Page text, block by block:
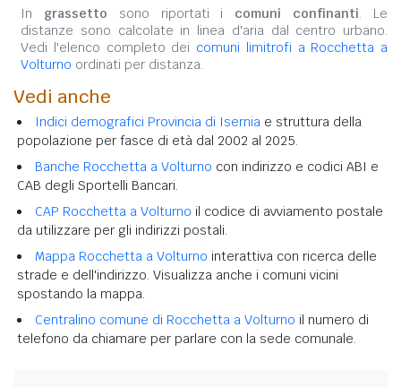
In grassetto sono riportati i comuni confinanti. Le
distanze sono calcolate in linea d'aria dal centro urbano.
Vedi l'elenco completo dei comuni limitrofi a Rocchetta a
Volturno ordinati per distanza.
Vedi anche
Indici demografici Provincia di Isernia e struttura della
popolazione per fasce di età dal 2002 al 2025.
Banche Rocchetta a Volturno con indirizzo e codici ABI e
CAB degli Sportelli Bancari.
CAP Rocchetta a Volturno il codice di avviamento postale
da utilizzare per gli indirizzi postali.
Mappa Rocchetta a Volturno interattiva con ricerca delle
strade e dell'indirizzo. Visualizza anche i comuni vicini
spostando la mappa.
Centralino comune di Rocchetta a Volturno il numero di
telefono da chiamare per parlare con la sede comunale.